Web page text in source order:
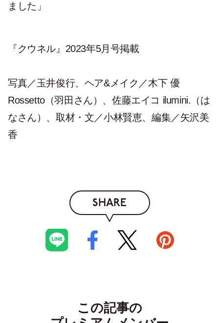
ました」
『クウネル』2023年5月号掲載
写真／玉井俊行、ヘア&メイク／木下 優
Rossetto（羽田さん）、佐藤エイコ ilumini.（は
なさん）、取材・文／小林賢恵、編集／矢沢美
香
SHARE
この記事の